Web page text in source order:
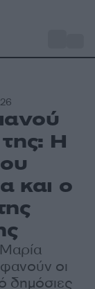
της: Η
και ο
οι
δημόσιες